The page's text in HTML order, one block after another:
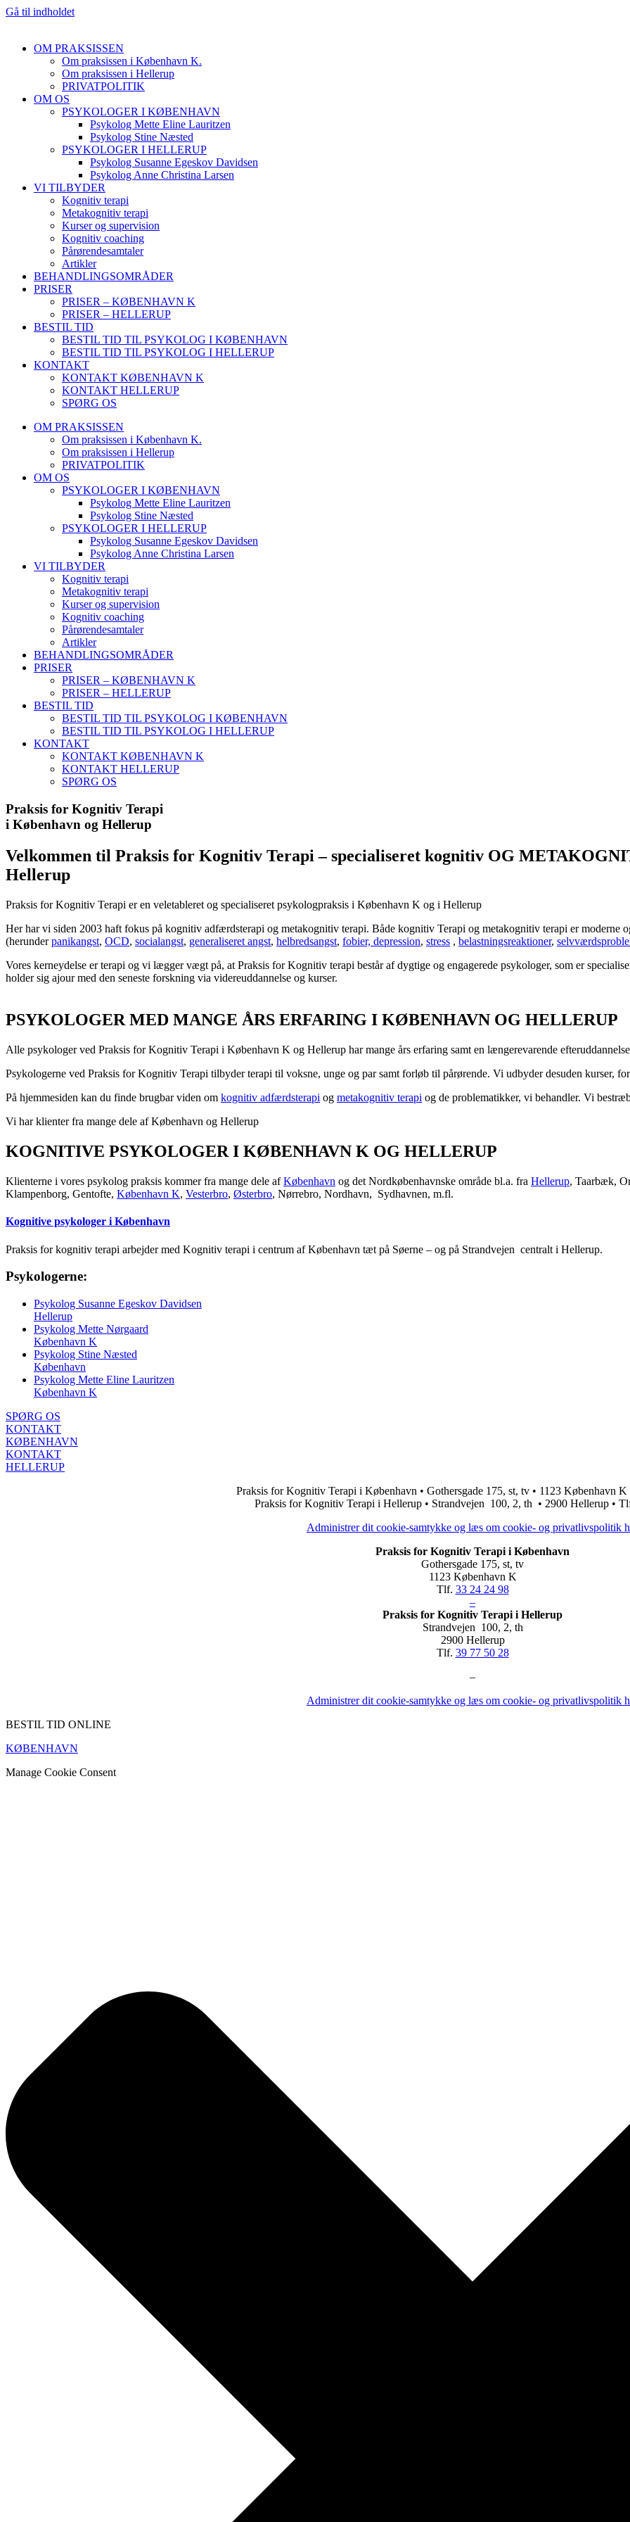
Gå til indholdet
OM PRAKSISSEN
Om praksissen i København K.
Om praksissen i Hellerup
PRIVATPOLITIK
OM OS
PSYKOLOGER I KØBENHAVN
Psykolog Mette Eline Lauritzen
Psykolog Stine Næsted
PSYKOLOGER I HELLERUP
Psykolog Susanne Egeskov Davidsen
Psykolog Anne Christina Larsen
VI TILBYDER
Kognitiv terapi
Metakognitiv terapi
Kurser og supervision
Kognitiv coaching
Pårørendesamtaler
Artikler
BEHANDLINGSOMRÅDER
PRISER
PRISER – KØBENHAVN K
PRISER – HELLERUP
BESTIL TID
BESTIL TID TIL PSYKOLOG I KØBENHAVN
BESTIL TID TIL PSYKOLOG I HELLERUP
KONTAKT
KONTAKT KØBENHAVN K
KONTAKT HELLERUP
SPØRG OS
OM PRAKSISSEN
Om praksissen i København K.
Om praksissen i Hellerup
PRIVATPOLITIK
OM OS
PSYKOLOGER I KØBENHAVN
Psykolog Mette Eline Lauritzen
Psykolog Stine Næsted
PSYKOLOGER I HELLERUP
Psykolog Susanne Egeskov Davidsen
Psykolog Anne Christina Larsen
VI TILBYDER
Kognitiv terapi
Metakognitiv terapi
Kurser og supervision
Kognitiv coaching
Pårørendesamtaler
Artikler
BEHANDLINGSOMRÅDER
PRISER
PRISER – KØBENHAVN K
PRISER – HELLERUP
BESTIL TID
BESTIL TID TIL PSYKOLOG I KØBENHAVN
BESTIL TID TIL PSYKOLOG I HELLERUP
KONTAKT
KONTAKT KØBENHAVN K
KONTAKT HELLERUP
SPØRG OS
Praksis for Kognitiv Terapi
i København og Hellerup
Velkommen til Praksis for Kognitiv Terapi – specialiseret kognitiv OG
Hellerup
Praksis for Kognitiv Terapi er en veletableret og specialiseret psykologpraksis i København K og i Hellerup
Her har vi siden 2003 haft fokus på kognitiv adfærdsterapi og metakognitiv terapi. Både kognitiv Terapi og metakognitiv terapi er moderne
(herunderpanikangst, OCD, socialangst, generaliseret angst, helbredsangst, fobier, depression, stress , belastningsreaktioner,
Vores kerneydelse er terapi og vi lægger vægt på, at Praksis for Kognitiv terapi består af dygtige og engagerede psykologer, som er
holder sig ajour med den seneste forskning via videreuddannelse og kurser.
PSYKOLOGER MED MANGE ÅRS ERFARING I KØBENHAVN OG HELLERUP
Alle psykologer ved Praksis for Kognitiv Terapi i København K og Hellerup har mange års erfaring samt en længerevarende
Psykologerne ved Praksis for Kognitiv Terapi tilbyder terapi til voksne, unge og par samt forløb til pårørende. Vi udbyder desuden kurser,
På hjemmesiden kan du finde brugbar viden om kognitiv adfærdsterapi og metakognitiv terapi og de problematikker, vi behandler. Vi
Vi har klienter fra mange dele af København og Hellerup
KOGNITIVE PSYKOLOGER I KØBENHAVN K OG HELLERUP
Klienterne i vores psykolog praksis kommer fra mange dele afKøbenhavn og det Nordkøbenhavnske område bl.a. fra Hellerup, Taarbæk,
Klampenborg, Gentofte, København K, Vesterbro, Østerbro, Nørrebro, Nordhavn, Sydhavnen, m.fl.
Kognitive psykologer i København
Praksis for kognitiv terapi arbejder med Kognitiv terapi i centrum af København tæt på Søerne – og på Strandvejen centralt i Hellerup.
Psykologerne:
Psykolog Susanne Egeskov Davidsen
Hellerup
Psykolog Mette Nørgaard
København K
Psykolog Stine Næsted
København
Psykolog Mette Eline Lauritzen
København K
SPØRG OS
KONTAKT
KØBENHAVN
KONTAKT
HELLERUP
Praksis for Kognitiv Terapi i København • Gothersgade 175, st, tv • 1123 København
Praksis for Kognitiv Terapi i Hellerup • Strandvejen 100, 2, th • 2900 Hellerup •
Administrer dit cookie-samtykke og læs om cookie- og privatlivspolitik
Praksis for Kognitiv Terapi i København
Gothersgade 175, st, tv
1123 København K
Tlf. 33 24 24 98
–
Praksis for Kognitiv Terapi i Hellerup
Strandvejen 100, 2, th
2900 Hellerup
Tlf. 39 77 50 28
–
Administrer dit cookie-samtykke og læs om cookie- og privatlivspolitik
BESTIL TID ONLINE
KØBENHAVN
Manage Cookie Consent